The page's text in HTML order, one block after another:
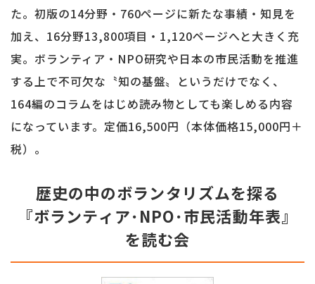
た。初版の14分野・760ページに新たな事績・知見を
加え、16分野13,800項目・1,120ページへと大きく充
実。ボランティア・NPO研究や日本の市民活動を推進
する上で不可欠な〝知の基盤〟というだけでなく、
164編のコラムをはじめ読み物としても楽しめる内容
になっています。定価16,500円（本体価格15,000円＋
税）。
歴史の中のボランタリズムを探る
『ボランティア･NPO･市民活動年表』
を読む会